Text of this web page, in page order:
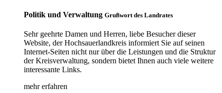
Politik und Verwaltung Grußwort des Landrates
Sehr geehrte Damen und Herren, liebe Besucher dieser
Website, der Hochsauerlandkreis informiert Sie auf seinen
Internet-Seiten nicht nur über die Leistungen und die Struktur
der Kreisverwaltung, sondern bietet Ihnen auch viele weitere
interessante Links.
mehr erfahren